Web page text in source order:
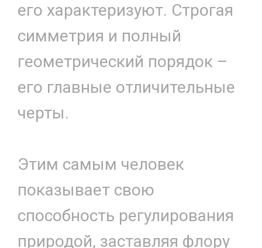
его характеризуют. Строгая
симметрия и полный
геометрический порядок –
его главные отличительные
черты.
Этим самым человек
показывает свою
способность регулирования
природой, заставляя флору